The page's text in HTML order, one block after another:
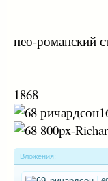
нео-романский
1868
Вложения: